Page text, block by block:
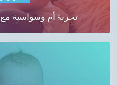
تجربة أم وسواسية مع